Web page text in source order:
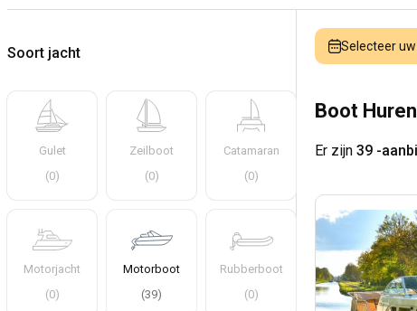
Soort jacht
Gulet
(0)
Zeilboot
(0)
Catamaran
(0)
Motorjacht
(0)
Motorboot
(39)
Rubberboot
(0)
Selecteer uw
Boot
Er zijn 39 -